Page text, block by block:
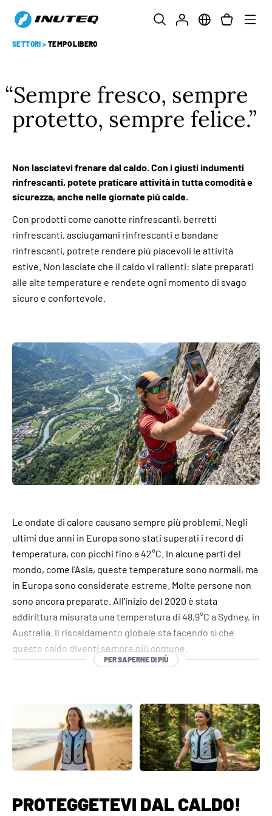
SETTORI > TEMPO LIBERO
Sempre fresco, sempre
protetto, sempre felice.
Non lasciatevi frenare dal caldo. Con i giusti indumenti
rinfrescanti, potete praticare attività in tutta comodità e
sicurezza, anche nelle giornate più calde.
Con prodotti come canotte rinfrescanti, berretti
rinfrescanti, asciugamani rinfrescanti e bandane
rinfrescanti, potrete rendere più piacevoli le attività
estive. Non lasciate che il caldo vi rallenti: siate preparati
alle alte temperature e rendete ogni momento di svago
sicuro e confortevole.
PER SAPERNE DI PIÙ
Le ondate di calore causano sempre più problemi. Negli
ultimi due anni in Europa sono stati superati i record di
temperatura, con picchi fino a 42°C. In alcune parti del
mondo, come l'Asia, queste temperature sono normali, ma
in Europa sono considerate estreme. Molte persone non
sono ancora preparate. All'inizio del 2020 è stata
addirittura misurata una temperatura di 48,9°C a Sydney, in
Australia. Il riscaldamento globale sta facendo sì che
questo caldo diventi sempre più comune.
È quindi saggio preparare se stessi e i propri cari al futuro.
Uno dei prodotti diraffreddamentopiù popolari è il gilet
Bodycool Smart-X. Questo gilet leggero e confortevole
funziona per evaporazione. Si riempie con acqua di
rubinetto e inizia immediatamente a raffreddare il corpo.
durare da 8 ore a 3 giorni.
PROTEGGETEVI DAL CALDO!